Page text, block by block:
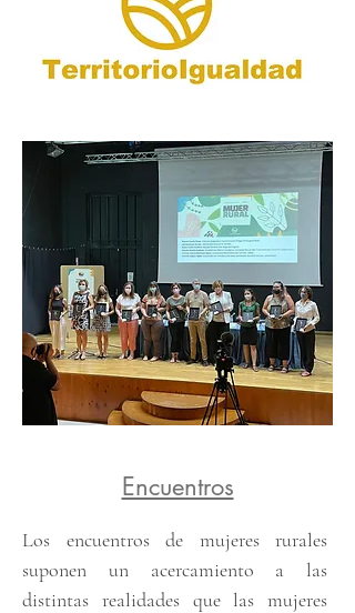
Leer más
Encuentros
Los encuentros de mujeres rurales
suponen un acercamiento a las
distintas realidades que las mujeres